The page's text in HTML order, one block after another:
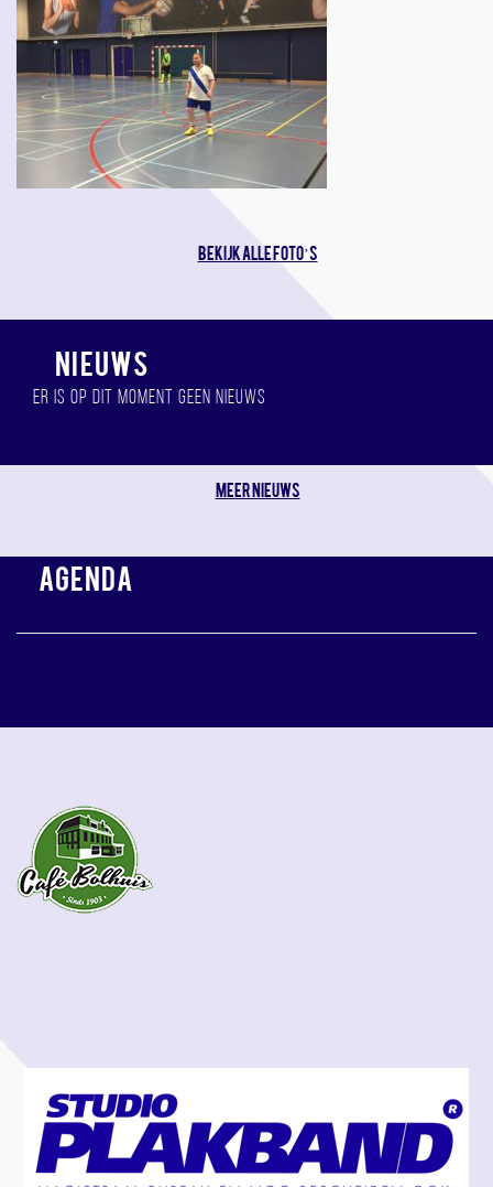
Bekijk alle foto’s
NIEUWS
Er is op dit moment geen nieuws
Meer nieuws
AGENDA